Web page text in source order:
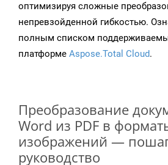
оптимизируя сложные
непревзойденной гибкостью.
полным списком
платформе Aspose.Total Cloud.
Преобразование
Word из PDF в
изображений —
руководство